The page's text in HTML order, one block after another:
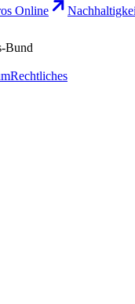
Online
Bund
Rechtliches